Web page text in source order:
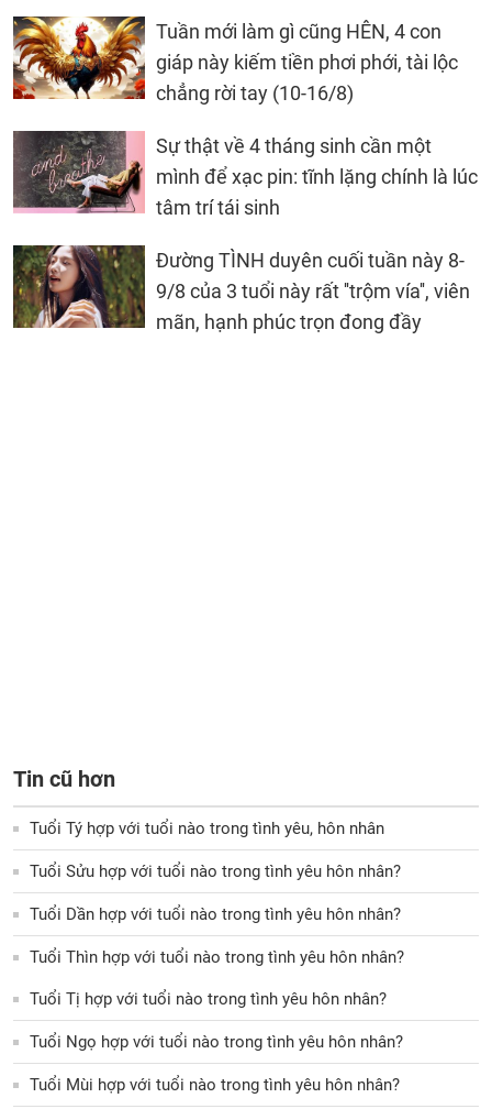
Tuần mới làm gì cũng HÊN, 4 con
giáp này kiếm tiền phơi phới, tài lộc
chẳng rời tay (10-16/8)
Sự thật về 4 tháng sinh cần một
mình để xạc pin: tĩnh lặng chính là lúc
tâm trí tái sinh
Đường TÌNH duyên cuối tuần này 8-
9/8 của 3 tuổi này rất ''trộm vía'', viên
mãn, hạnh phúc trọn đong đầy
Tin cũ hơn
Tuổi Tý hợp với tuổi nào trong tình yêu, hôn nhân
Tuổi Sửu hợp với tuổi nào trong tình yêu hôn nhân?
Tuổi Dần hợp với tuổi nào trong tình yêu hôn nhân?
Tuổi Thìn hợp với tuổi nào trong tình yêu hôn nhân?
Tuổi Tị hợp với tuổi nào trong tình yêu hôn nhân?
Tuổi Ngọ hợp với tuổi nào trong tình yêu hôn nhân?
Tuổi Mùi hợp với tuổi nào trong tình yêu hôn nhân?